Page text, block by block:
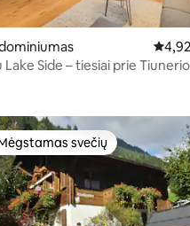
4,98 iš 5, atsiliepimų: 176
Lake Side – tiesiai prie Tiunerio
mėgstamiausias
svečių